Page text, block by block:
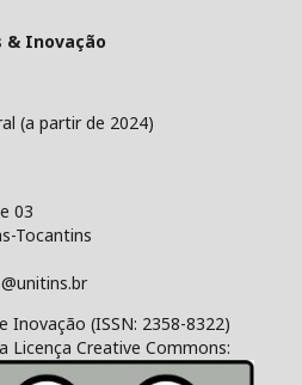
& Inovação
(a partir de 2024)
03
Tocantins
Inovação (ISSN: 2358-8322)
Licença Creative Commons: